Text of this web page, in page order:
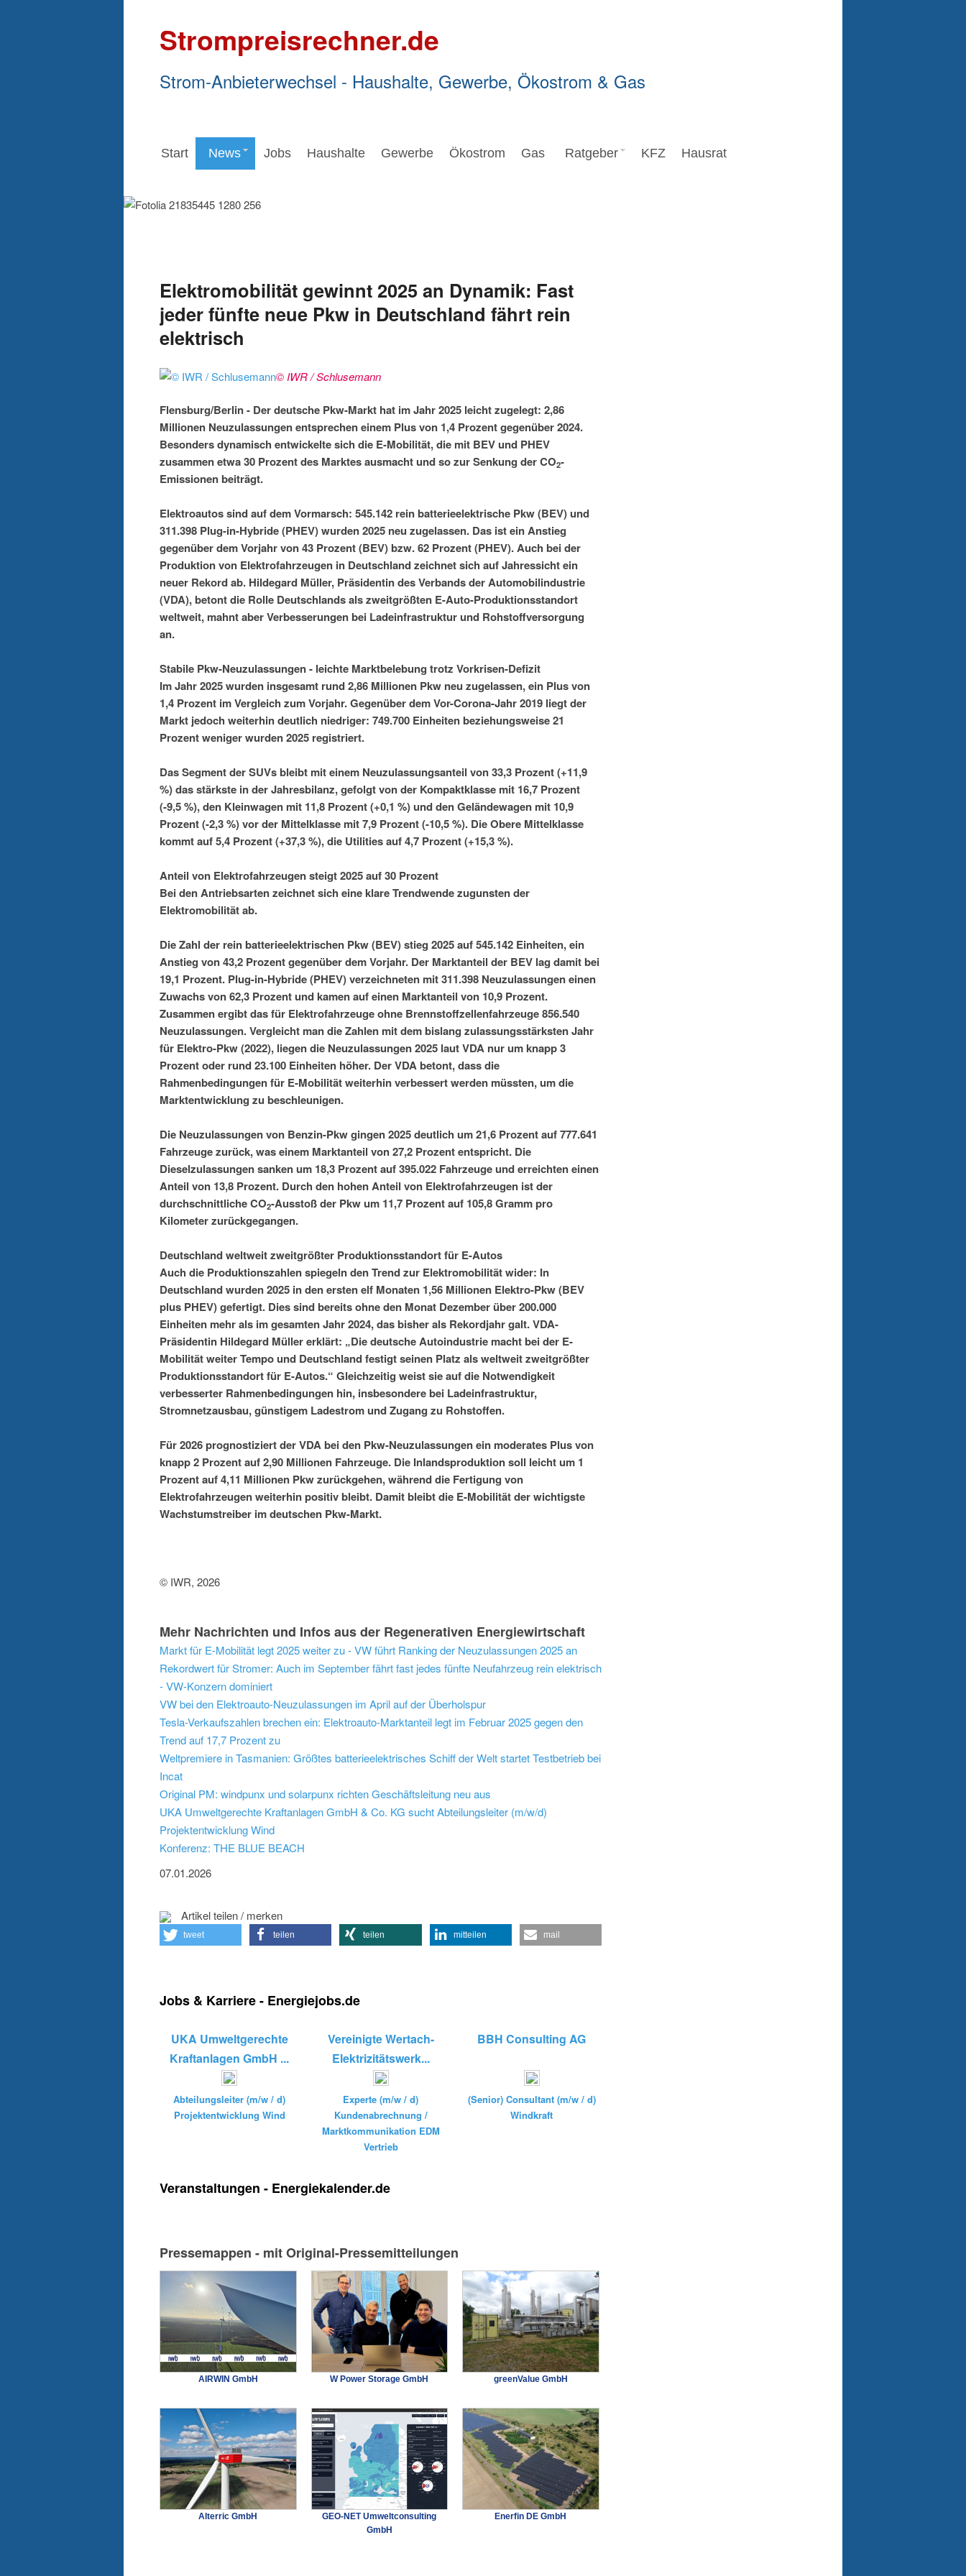
Strompreisrechner.de
Strom-Anbieterwechsel - Haushalte, Gewerbe, Ökostrom & Gas
Start News Jobs Haushalte Gewerbe Ökostrom Gas Ratgeber KFZ Hausrat
Elektromobilität gewinnt 2025 an Dynamik: Fast
jeder fünfte neue Pkw in Deutschland fährt rein
elektrisch
© IWR / Schlusemann
Flensburg/Berlin - Der deutsche Pkw-Markt hat im Jahr 2025 leicht zugelegt: 2,86
Millionen Neuzulassungen entsprechen einem Plus von 1,4 Prozent gegenüber 2024.
Besonders dynamisch entwickelte sich die E-Mobilität, die mit BEV und PHEV
zusammen etwa 30 Prozent des Marktes ausmacht und so zur Senkung der CO2-
Emissionen beiträgt.
Elektroautos sind auf dem Vormarsch: 545.142 rein batterieelektrische Pkw (BEV) und
311.398 Plug-in-Hybride (PHEV) wurden 2025 neu zugelassen. Das ist ein Anstieg
gegenüber dem Vorjahr von 43 Prozent (BEV) bzw. 62 Prozent (PHEV). Auch bei der
Produktion von Elektrofahrzeugen in Deutschland zeichnet sich auf Jahressicht ein
neuer Rekord ab. Hildegard Müller, Präsidentin des Verbands der Automobilindustrie
(VDA), betont die Rolle Deutschlands als zweitgrößten E-Auto-Produktionsstandort
weltweit, mahnt aber Verbesserungen bei Ladeinfrastruktur und Rohstoffversorgung
an.
Stabile Pkw-Neuzulassungen - leichte Marktbelebung trotz Vorkrisen-Defizit
Im Jahr 2025 wurden insgesamt rund 2,86 Millionen Pkw neu zugelassen, ein Plus von
1,4 Prozent im Vergleich zum Vorjahr. Gegenüber dem Vor-Corona-Jahr 2019 liegt der
Markt jedoch weiterhin deutlich niedriger: 749.700 Einheiten beziehungsweise 21
Prozent weniger wurden 2025 registriert.
Das Segment der SUVs bleibt mit einem Neuzulassungsanteil von 33,3 Prozent (+11,9
%) das stärkste in der Jahresbilanz, gefolgt von der Kompaktklasse mit 16,7 Prozent
(-9,5 %), den Kleinwagen mit 11,8 Prozent (+0,1 %) und den Geländewagen mit 10,9
Prozent (-2,3 %) vor der Mittelklasse mit 7,9 Prozent (-10,5 %). Die Obere Mittelklasse
kommt auf 5,4 Prozent (+37,3 %), die Utilities auf 4,7 Prozent (+15,3 %).
Anteil von Elektrofahrzeugen steigt 2025 auf 30 Prozent
Bei den Antriebsarten zeichnet sich eine klare Trendwende zugunsten der
Elektromobilität ab.
Die Zahl der rein batterieelektrischen Pkw (BEV) stieg 2025 auf 545.142 Einheiten, ein
Anstieg von 43,2 Prozent gegenüber dem Vorjahr. Der Marktanteil der BEV lag damit bei
19,1 Prozent. Plug-in-Hybride (PHEV) verzeichneten mit 311.398 Neuzulassungen einen
Zuwachs von 62,3 Prozent und kamen auf einen Marktanteil von 10,9 Prozent.
Zusammen ergibt das für Elektrofahrzeuge ohne Brennstoffzellenfahrzeuge 856.540
Neuzulassungen. Vergleicht man die Zahlen mit dem bislang zulassungsstärksten Jahr
für Elektro-Pkw (2022), liegen die Neuzulassungen 2025 laut VDA nur um knapp 3
Prozent oder rund 23.100 Einheiten höher. Der VDA betont, dass die
Rahmenbedingungen für E-Mobilität weiterhin verbessert werden müssten, um die
Marktentwicklung zu beschleunigen.
Die Neuzulassungen von Benzin-Pkw gingen 2025 deutlich um 21,6 Prozent auf 777.641
Fahrzeuge zurück, was einem Marktanteil von 27,2 Prozent entspricht. Die
Dieselzulassungen sanken um 18,3 Prozent auf 395.022 Fahrzeuge und erreichten einen
Anteil von 13,8 Prozent. Durch den hohen Anteil von Elektrofahrzeugen ist der
durchschnittliche CO2-Ausstoß der Pkw um 11,7 Prozent auf 105,8 Gramm pro
Kilometer zurückgegangen.
Deutschland weltweit zweitgrößter Produktionsstandort für E-Autos
Auch die Produktionszahlen spiegeln den Trend zur Elektromobilität wider: In
Deutschland wurden 2025 in den ersten elf Monaten 1,56 Millionen Elektro-Pkw (BEV
plus PHEV) gefertigt. Dies sind bereits ohne den Monat Dezember über 200.000
Einheiten mehr als im gesamten Jahr 2024, das bisher als Rekordjahr galt. VDA-
Präsidentin Hildegard Müller erklärt: „Die deutsche Autoindustrie macht bei der E-
Mobilität weiter Tempo und Deutschland festigt seinen Platz als weltweit zweitgrößter
Produktionsstandort für E-Autos.“ Gleichzeitig weist sie auf die Notwendigkeit
verbesserter Rahmenbedingungen hin, insbesondere bei Ladeinfrastruktur,
Stromnetzausbau, günstigem Ladestrom und Zugang zu Rohstoffen.
Für 2026 prognostiziert der VDA bei den Pkw-Neuzulassungen ein moderates Plus von
knapp 2 Prozent auf 2,90 Millionen Fahrzeuge. Die Inlandsproduktion soll leicht um 1
Prozent auf 4,11 Millionen Pkw zurückgehen, während die Fertigung von
Elektrofahrzeugen weiterhin positiv bleibt. Damit bleibt die E-Mobilität der wichtigste
Wachstumstreiber im deutschen Pkw-Markt.
© IWR, 2026
Mehr Nachrichten und Infos aus der Regenerativen Energiewirtschaft
Markt für E-Mobilität legt 2025 weiter zu - VW führt Ranking der Neuzulassungen 2025 an
Rekordwert für Stromer: Auch im September fährt fast jedes fünfte Neufahrzeug rein elektrisch
- VW-Konzern dominiert
VW bei den Elektroauto-Neuzulassungen im April auf der Überholspur
Tesla-Verkaufszahlen brechen ein: Elektroauto-Marktanteil legt im Februar 2025 gegen den
Trend auf 17,7 Prozent zu
Weltpremiere in Tasmanien: Größtes batterieelektrisches Schiff der Welt startet Testbetrieb bei
Incat
Original PM: windpunx und solarpunx richten Geschäftsleitung neu aus
UKA Umweltgerechte Kraftanlagen GmbH & Co. KG sucht Abteilungsleiter (m/w/d)
Projektentwicklung Wind
Konferenz: THE BLUE BEACH
07.01.2026
Artikel teilen / merken
tweet teilen teilen mitteilen mail
Jobs & Karriere - Energiejobs.de
UKA Umweltgerechte
Kraftanlagen GmbH ...
Abteilungsleiter (m/w / d)
Projektentwicklung Wind
Vereinigte Wertach-
Elektrizitätswerk...
Experte (m/w / d)
Kundenabrechnung /
Marktkommunikation EDM
Vertrieb
BBH Consulting AG
(Senior) Consultant (m/w / d)
Windkraft
Veranstaltungen - Energiekalender.de
Pressemappen - mit Original-Pressemitteilungen
AIRWIN GmbH W Power Storage GmbH greenValue GmbH
Alterric GmbH
GEO-NET Umweltconsulting
GmbH
Enerfin DE GmbH